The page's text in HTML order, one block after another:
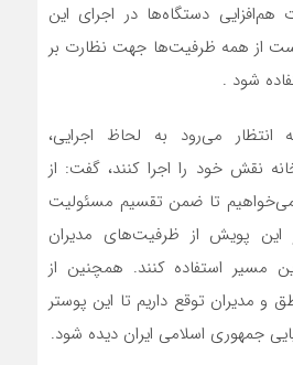
دستگاه‌ها در اجرای این
از همه ظرفیت‌ها جهت نظارت بر
شود .
انتظار می‌رود به لحاظ اجرایی،
نقش خود را اجرا کنند، گفت: از
می‌خواهیم تا ضمن تقسیم مسئولیت
این پویش از ظرفیت‌های مدیران
مسیر استفاده کنند. همچنین از
و مدیران توقع داریم تا این پوستر
جمهوری اسلامی ایران دیده شود.